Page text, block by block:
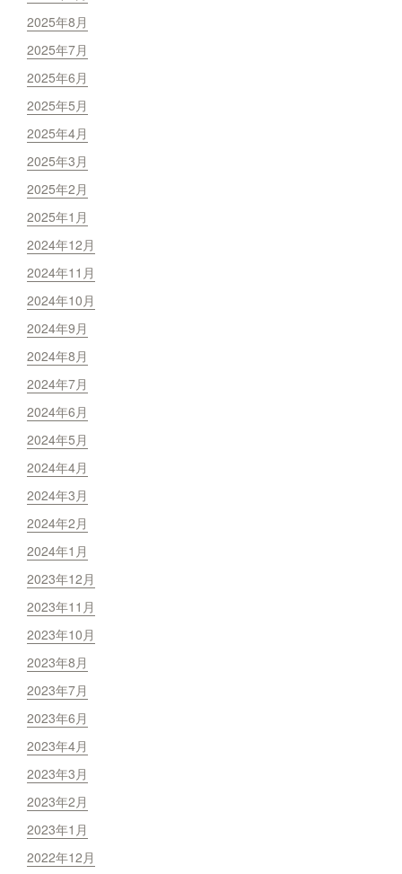
2025年8月
2025年7月
2025年6月
2025年5月
2025年4月
2025年3月
2025年2月
2025年1月
2024年12月
2024年11月
2024年10月
2024年9月
2024年8月
2024年7月
2024年6月
2024年5月
2024年4月
2024年3月
2024年2月
2024年1月
2023年12月
2023年11月
2023年10月
2023年8月
2023年7月
2023年6月
2023年4月
2023年3月
2023年2月
2023年1月
2022年12月